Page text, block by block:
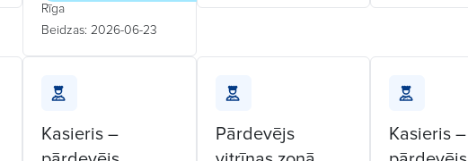
Rīga
Beidzas: 2026-06-23
Kasieris –
Pārdevējs
Kasieris –